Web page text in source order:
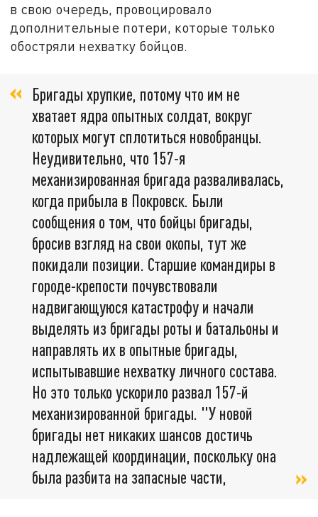
в свою очередь, провоцировало
дополнительные потери, которые только
обостряли нехватку бойцов.
Бригады хрупкие, потому что им не
хватает ядра опытных солдат, вокруг
которых могут сплотиться новобранцы.
Неудивительно, что 157-я
механизированная бригада разваливалась,
когда прибыла в Покровск. Были
сообщения о том, что бойцы бригады,
бросив взгляд на свои окопы, тут же
покидали позиции. Старшие командиры в
городе-крепости почувствовали
надвигающуюся катастрофу и начали
выделять из бригады роты и батальоны и
направлять их в опытные бригады,
испытывавшие нехватку личного состава.
Но это только ускорило развал 157-й
механизированной бригады. "У новой
бригады нет никаких шансов достичь
надлежащей координации, поскольку она
была разбита на запасные части,